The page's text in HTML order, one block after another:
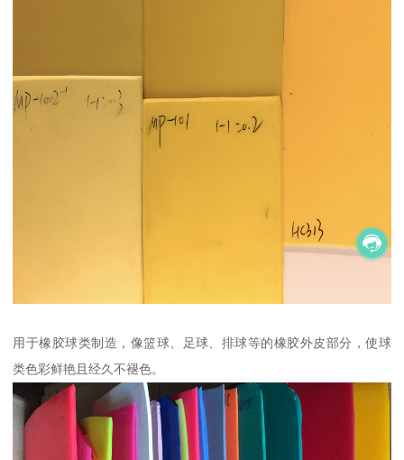
用于橡胶球类制造，像篮球、足球、排球等的橡胶外皮部分，使球
类色彩鲜艳且经久不褪色。